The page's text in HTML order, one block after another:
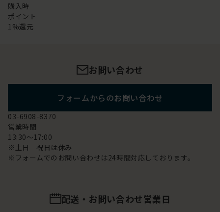
購入時
ポイント
1%還元
お問い合わせ
フォームからのお問い合わせ
03-6908-8370
営業時間
13:30～17:00
※土日 祝日は休み
※フォームでのお問い合わせは24時間対応しております。
配送・お問い合わせ営業日